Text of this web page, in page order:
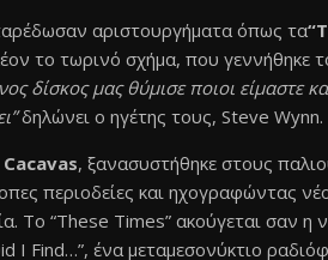
αριστουργήματα όπως τα
το τωρινό σχήμα, που γεννήθηκε
δίσκος μας θύμισε ποιοι είμαστε
δηλώνει ο ηγέτης τους, Steve Wynn.
Cacavas, ξανασυστήθηκε στους
περιοδείες και ηχογραφώντας
Το “These Times” ακούγεται σαν η
I Find…”, ένα μεταμεσονύκτιο